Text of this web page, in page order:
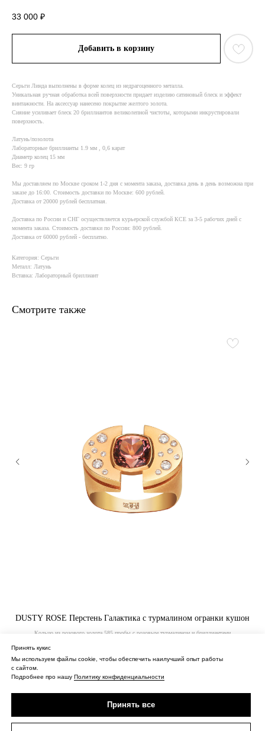
Принять кукис
Мы используем файлы cookie, чтобы обеспечить наилучший опыт работы
с сайтом.
Подробнее про нашу Политику конфиденциальности
Принять все
33 000 ₽
Добавить в корзину
Серьги Линда выполнены в форме колец из недрагоценного металла.
Уникальная ручная обработка всей поверхности придает изделию сатиновый блеск и эффект
винтажности. На аксессуар нанесено покрытие желтого золота.
Сияние усиливает блеск 20 бриллиантов великолепной чистоты, которыми инкрустировали
поверхность.
Латунь/позолота
Лабораторные бриллианты 1.9 мм , 0,6 карат
Диаметр колец 15 мм
Вес: 9 гр
Мы доставляем по Москве сроком 1-2 дня с момента заказа, доставка день в день возможна при
заказе до 16:00. Стоимость доставки по Москве: 600 рублей.
Доставка от 20000 рублей бесплатная.
Доставка по России и СНГ осуществляется курьерской службой КСE за 3-5 рабочих дней с
момента заказа. Стоимость доставки по России: 800 рублей.
Доставка от 60000 рублей - бесплатно.
Категория: Серьги
Металл: Латунь
Вставка: Лабораторный бриллиант
Смотрите также
DUSTY ROSE Перстень Галактика с турмалином огранки кушон
Кольцо из розового золота 585 пробы с розовым турмалином и бриллиантами